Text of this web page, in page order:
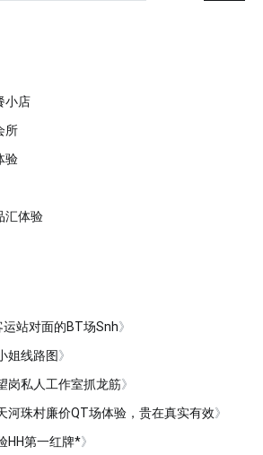
小店
所
验
汇体验
运站对面的BT场Snh》
姐线路图》
岗私人工作室抓龙筋》
河珠村廉价QT场体验，贵在真实有效》
HH第一红牌*》